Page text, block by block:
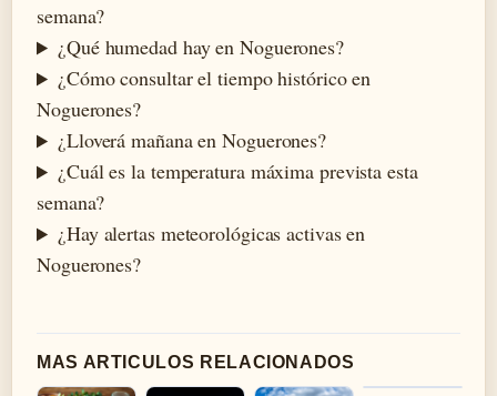
semana?
¿Qué humedad hay en Noguerones?
¿Cómo consultar el tiempo histórico en
Noguerones?
¿Lloverá mañana en Noguerones?
¿Cuál es la temperatura máxima prevista esta
semana?
¿Hay alertas meteorológicas activas en
Noguerones?
MAS ARTICULOS RELACIONADOS